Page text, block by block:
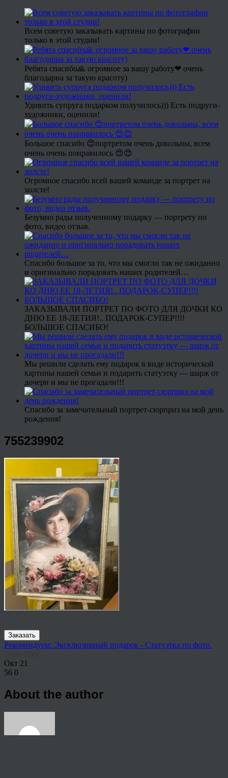
Всем советую заказывать картины по фотографии
только в этой студии!
Ребята спасибо🙏 огромное за вашу работу❤ очень
благодарна за такую красоту)
Удивить супруга подарком получилось))) Есть подруги-
художники, оценили!
Большое спасибо 😍портретом очень довольны, всем
очень очень понравилось 😍😍
Огромное спасибо всей вашей команде за портрет на
холсте!
Безумно рады полученному подарку — портрету по
фото, видео отзыв.
Спасибо большое за то, что мы смогли так не ожиданно
и оригинально порадовать наших родителей…
ЗАКАЗЫВАЛИ ПОРТРЕТ ПО ФОТО ДЛЯ ДОЧКИ КО
ДНЮ ЕЕ 18-ЛЕТИЯ!.. ПОДАРОК-СУПЕР!!!!
БОЛЬШОЕ СПАСИБО!
Мы решили сделать ему подарок в виде исторической
картины нашей семьи и подарить статуэтку — шарж от
дочери и мы не прогадали!!!
Спасибо за замечательный портрет-сюрприз на мой день
рождения!
755239902
Заказать
Рекомендуем: Эксклюзивный подарок - Статуэтка по фото.
Окт 21
56 0
About the author